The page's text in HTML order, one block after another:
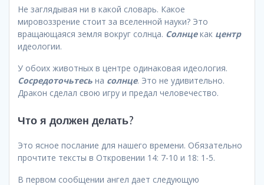
Не заглядывая ни в какой словарь. Какое
мировоззрение стоит за вселенной науки? Это
вращающаяся земля вокруг солнца. Солнцекак центр
идеологии.
У обоих животных в центре одинаковая идеология.
Сосредоточьтесь на солнце. Это не удивительно.
Дракон сделал свою игру и предал человечество.
Что я должен делать?
Это ясное послание для нашего времени. Обязательно
прочтите тексты в Откровении 14: 7-10 и 18: 1-5.
В первом сообщении ангел дает следующую